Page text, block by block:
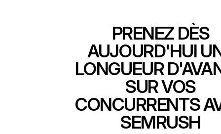
PRENEZ DÈS
AUJOURD'HUI
LONGUEUR
SUR VOS
CONCURRENTS
SEMRUSH